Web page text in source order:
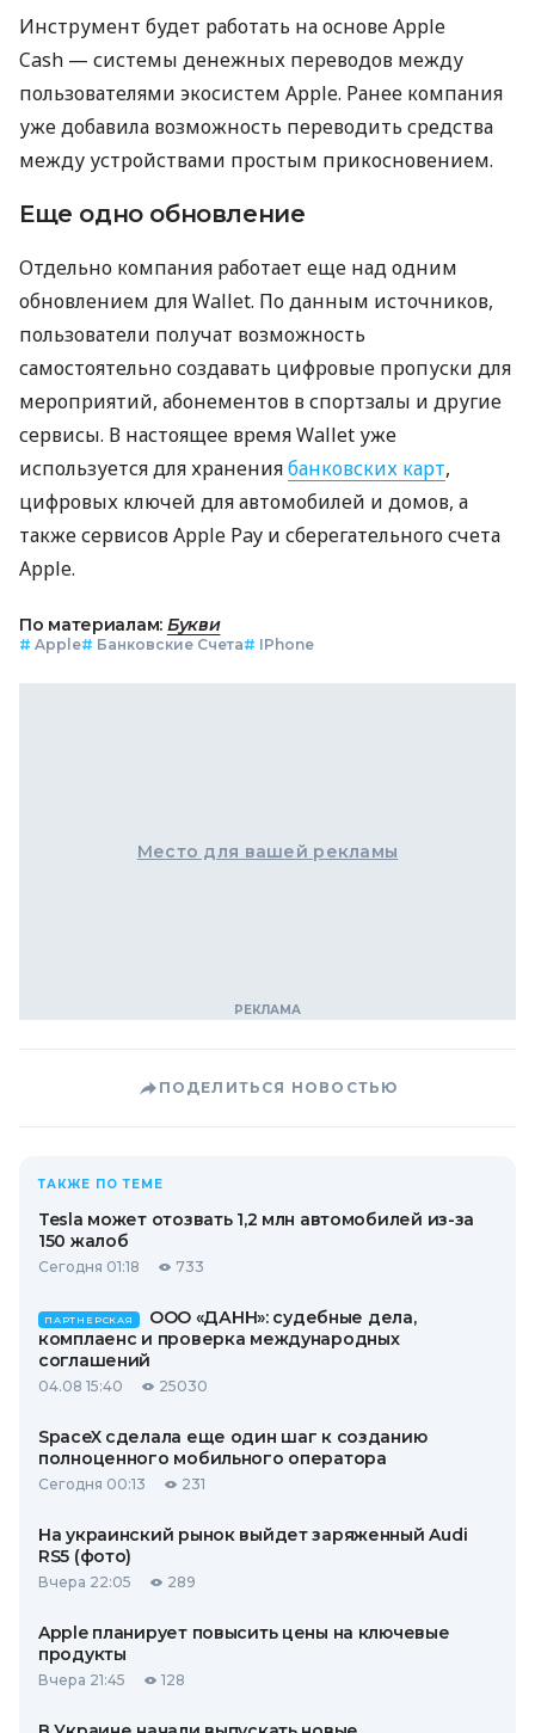
Инструмент будет работать на основе Apple
Cash — системы денежных переводов между
пользователями экосистем Apple. Ранее компания
уже добавила возможность переводить средства
между устройствами простым прикосновением.
Еще одно обновление
Отдельно компания работает еще над одним
обновлением для Wallet. По данным источников,
пользователи получат возможность
самостоятельно создавать цифровые пропуски для
мероприятий, абонементов в спортзалы и другие
сервисы. В настоящее время Wallet уже
используется для хранениябанковских карт,
цифровых ключей для автомобилей и домов, а
также сервисов Apple Pay и сберегательного счета
Apple.
По материалам: Букви
# Apple# Банковские Счета# IPhone
Место для вашей рекламы
ПОДЕЛИТЬСЯ НОВОСТЬЮ
ТАКЖЕ ПО ТЕМЕ
Tesla может отозвать 1,2 млн автомобилей из-за
150 жалоб
Сегодня 01:18 733
ПАРТНЕРСКАЯ
ООО «ДАНН»: судебные дела,
комплаенс и проверка международных
соглашений
04.08 15:40 25030
SpaceX сделала еще один шаг к созданию
полноценного мобильного оператора
Сегодня 00:13 231
На украинский рынок выйдет заряженный Audi
RS5 (фото)
Вчера 22:05 289
Apple планирует повысить цены на ключевые
продукты
Вчера 21:45 128